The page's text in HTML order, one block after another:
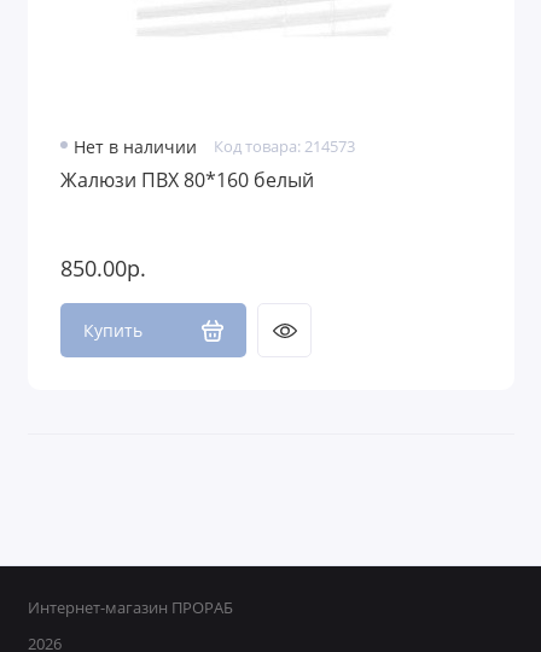
Нет в наличии Код товара: 214573
Жалюзи ПВХ 80*160 белый
850.00р.
Купить
Интернет-магазин ПРОРАБ
2026